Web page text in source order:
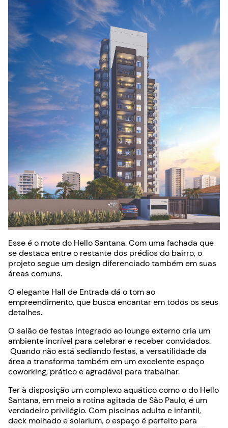
Esse é o mote do Hello Santana. Com uma fachada que
se destaca entre o restante dos prédios do bairro, o
projeto segue um design diferenciado também em suas
áreas comuns.
O elegante Hall de Entrada dá o tom ao
empreendimento, que busca encantar em todos os seus
detalhes.
O salão de festas integrado ao lounge externo cria um
ambiente incrível para celebrar e receber convidados.
Quando não está sediando festas, a versatilidade da
área a transforma também em um excelente espaço
coworking, prático e agradável para trabalhar.
Ter à disposição um complexo aquático como o do Hello
Santana, em meio a rotina agitada de São Paulo, é um
verdadeiro privilégio. Com piscinas adulta e infantil,
deck molhado e solarium, o espaço é perfeito para